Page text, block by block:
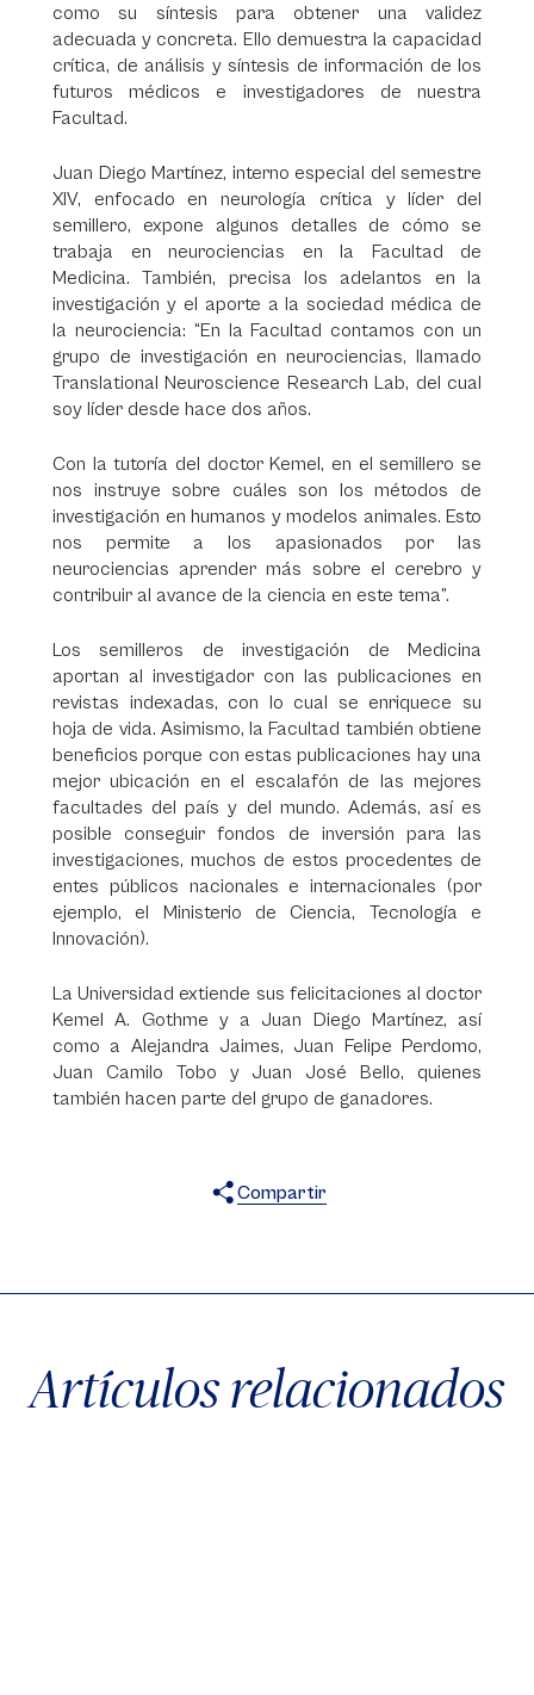
como su síntesis para obtener una validez
adecuada y concreta. Ello demuestra la capacidad
crítica, de análisis y síntesis de información de los
futuros médicos e investigadores de nuestra
Facultad.
Juan Diego Martínez, interno especial del semestre
XIV, enfocado en neurología crítica y líder del
semillero, expone algunos detalles de cómo se
trabaja en neurociencias en la Facultad de
Medicina. También, precisa los adelantos en la
investigación y el aporte a la sociedad médica de
la neurociencia: “En la Facultad contamos con un
grupo de investigación en neurociencias, llamado
Translational Neuroscience Research Lab, del cual
soy líder desde hace dos años.
Con la tutoría del doctor Kemel, en el semillero se
nos instruye sobre cuáles son los métodos de
investigación en humanos y modelos animales. Esto
nos permite a los apasionados por las
neurociencias aprender más sobre el cerebro y
contribuir al avance de la ciencia en este tema”.
Los semilleros de investigación de Medicina
aportan al investigador con las publicaciones en
revistas indexadas, con lo cual se enriquece su
hoja de vida. Asimismo, la Facultad también obtiene
beneficios porque con estas publicaciones hay una
mejor ubicación en el escalafón de las mejores
facultades del país y del mundo. Además, así es
posible conseguir fondos de inversión para las
investigaciones, muchos de estos procedentes de
entes públicos nacionales e internacionales (por
ejemplo, el Ministerio de Ciencia, Tecnología e
Innovación).
La Universidad extiende sus felicitaciones al doctor
Kemel A. Gothme y a Juan Diego Martínez, así
como a Alejandra Jaimes, Juan Felipe Perdomo,
Juan Camilo Tobo y Juan José Bello, quienes
también hacen parte del grupo de ganadores.
Compartir
Artículos relacionados